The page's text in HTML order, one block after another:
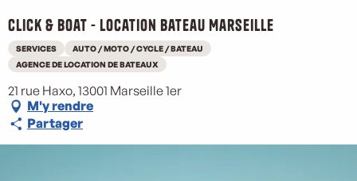
Click & Boat - Location bateau Marseille
SERVICES
AUTO / MOTO / CYCLE / BATEAU
AGENCE DE LOCATION DE BATEAUX
21 rue Haxo, 13001 Marseille 1er
M'y rendre
Partager